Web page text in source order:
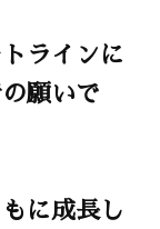
ラインに
願いで
に成長し